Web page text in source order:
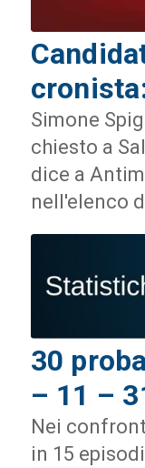
Simone
chiesto a
dice a
nell'elenco
30
– 11 –
Nei
in 15